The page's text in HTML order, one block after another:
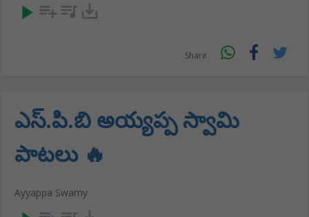
play_arrow playlist_add queue_music save_alt
Share
ఎస్.పి.బి అయ్యప్ప స్వామి
పాటలు 🔥
Ayyappa Swamy